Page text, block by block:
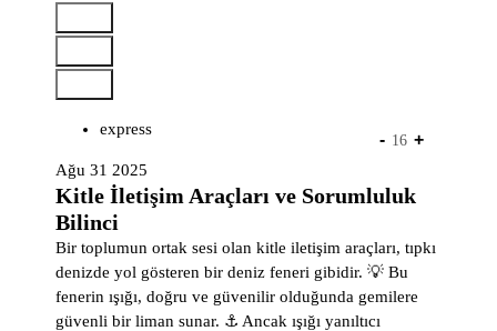
express
Ağu 31 2025
Kitle İletişim Araçları ve Sorumluluk
Bilinci
Bir toplumun ortak sesi olan kitle iletişim araçları, tıpkı
denizde yol gösteren bir deniz feneri gibidir. 💡 Bu
fenerin ışığı, doğru ve güvenilir olduğunda gemilere
güvenli bir liman sunar. ⚓ Ancak ışığı yanıltıcı
- 16 +